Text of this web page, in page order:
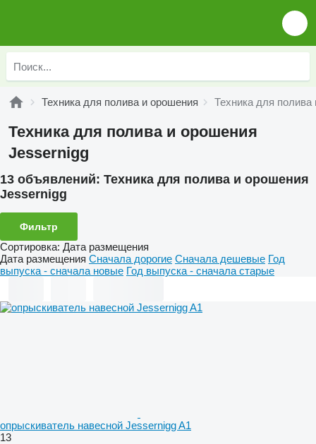
Техника для полива и орошения Техника для
Техника для полива и орошения
Jessernigg
13 объявлений: Техника для полива и орошения
Jessernigg
Фильтр
Сортировка: Дата размещения
Дата размещения Сначала дорогие Сначала дешевые Год
выпуска - сначала новые Год выпуска - сначала старые
опрыскиватель навесной Jessernigg A1
13